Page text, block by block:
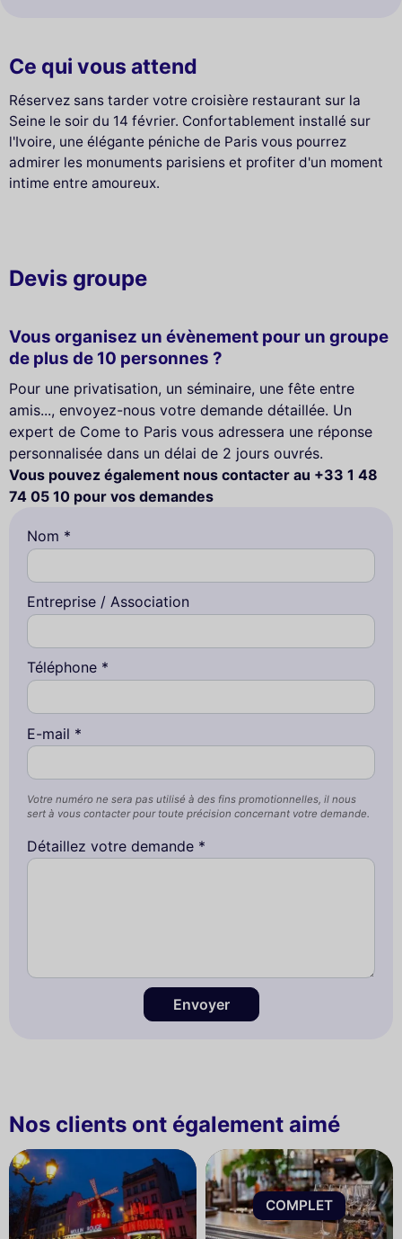
Ce qui vous attend
Réservez sans tarder votre croisière restaurant sur la
Seine le soir du 14 février. Confortablement installé sur
l'Ivoire, une élégante péniche de Paris vous pourrez
admirer les monuments parisiens et profiter d'un moment
intime entre amoureux.
Devis groupe
Vous organisez un évènement pour un groupe
de plus de 10 personnes ?
Pour une privatisation, un séminaire, une fête entre
amis..., envoyez-nous votre demande détaillée. Un
expert de Come to Paris vous adressera une réponse
personnalisée dans un délai de 2 jours ouvrés.
Vous pouvez également nous contacter au +33 1 48
74 05 10 pour vos demandes
Nom *
Entreprise / Association
Téléphone *
E-mail *
Votre numéro ne sera pas utilisé à des fins promotionnelles, il nous
sert à vous contacter pour toute précision concernant votre demande.
Détaillez votre demande *
Envoyer
Nos clients ont également aimé
COMPLET